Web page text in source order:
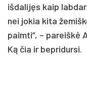
iš­da­lijęs kaip
nei jo­kia ki­ta
paim­ti“, – pa­reiškė
Ką čia ir be­pri­dur­si.